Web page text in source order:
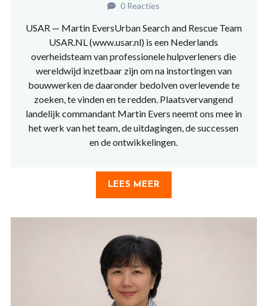
0 Reacties
USAR — Martin EversUrban Search and Rescue Team
USAR.NL (www.usar.nl) is een Nederlands
overheidsteam van professionele hulpverleners die
wereldwijd inzetbaar zijn om na instortingen van
bouwwerken de daaronder bedolven overlevende te
zoeken, te vinden en te redden. Plaatsvervangend
landelijk commandant Martin Evers neemt ons mee in
het werk van het team, de uitdagingen, de successen
en de ontwikkelingen.
LEES MEER